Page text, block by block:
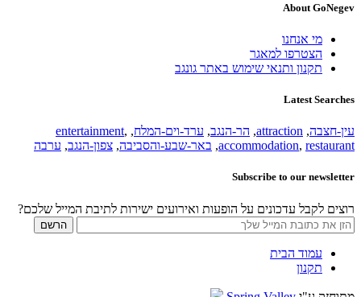
About GoNegev
מי אנחנו
הצטרפו למאגר
תקנון ותנאי שימוש באתר גונגב
Latest Searches
עין-חצבה,
attraction
, הר-הנגב, ערד-וים-המלח,
entertainment,
accommodation, restaurant
, באר-שבע-והסביבה, צפון-הנגב, ערבה
Subscribe to our newsletter
רוצים לקבל עדכונים על הופעות ואירועים ישירות לתיבת המייל שלכם?
עמוד הבית
תקנון